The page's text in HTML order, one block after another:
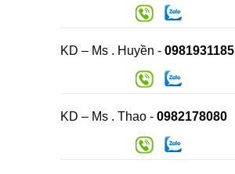
KD – Ms . Huyền - 0981931185
KD – Ms . Thao - 0982178080